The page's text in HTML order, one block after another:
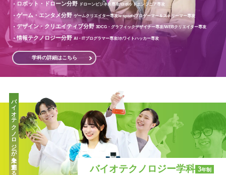
ロボット・ドローン分野 ドローンビジネス専攻/ロボットエンジニア専攻
ゲーム・エンタメ分野ゲームクリエイター専攻/e-sportsプロゲーマー＆ストリーマー専攻
デザイン・クリエイティブ分野3DCG・グラフィックデザイナー専攻/WEBクリエイター専攻
情報テクノロジー分野AI・ITプログラマー専攻/ホワイトハッカー専攻
学科の詳細はこちら
バイオテクノロジー学科 3年制
バイオテクノロジーが未来を創造する